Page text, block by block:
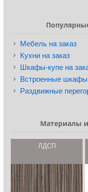
Мебель на заказ
Кухни на заказ
Шкафы-купе на
Встроенные
Раздвижные
Материалы
ЛДСП